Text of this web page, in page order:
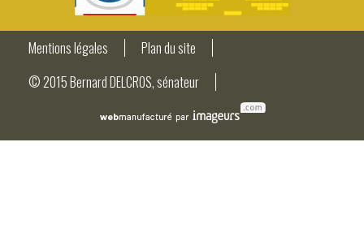
Mentions légales
Plan du site
© 2015 Bernard DELCROS, sénateur